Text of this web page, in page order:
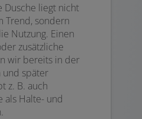
Dusche liegt nicht
Trend, sondern
Nutzung. Einen
zusätzliche
wir bereits in der
und später
z. B. auch
als Halte- und